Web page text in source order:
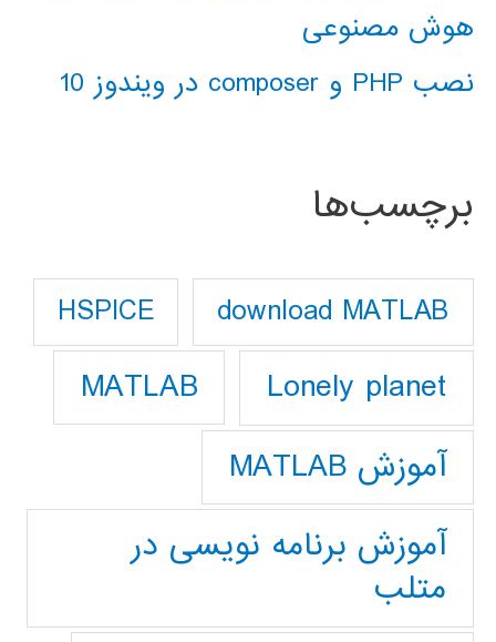
هوش مصنوعی
نصب PHP و composer در ویندوز 10
برچسب‌ها
download MATLAB
HSPICE
Lonely planet
MATLAB
آموزش MATLAB
آموزش برنامه نویسی در
متلب